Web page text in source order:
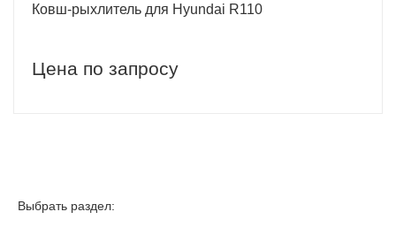
Ковш-рыхлитель для Hyundai R110
Цена по запросу
Выбрать раздел: